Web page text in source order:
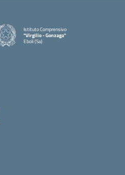
Istituto Comprensivo
"Virgilio - Gonzaga"
Eboli (Sa)